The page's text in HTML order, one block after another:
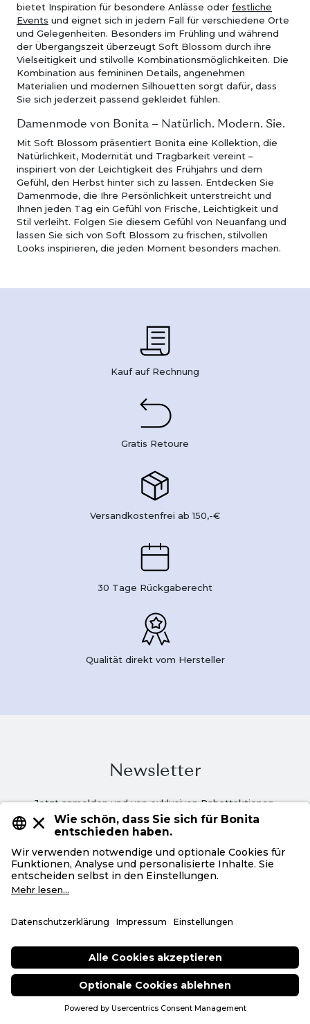
bietet Inspiration für besondere Anlässe oder festliche
Events und eignet sich in jedem Fall für verschiedene Orte
und Gelegenheiten. Besonders im Frühling und während
der Übergangszeit überzeugt Soft Blossom durch ihre
Vielseitigkeit und stilvolle Kombinationsmöglichkeiten. Die
Kombination aus femininen Details, angenehmen
Materialien und modernen Silhouetten sorgt dafür, dass
Sie sich jederzeit passend gekleidet fühlen.
Damenmode von Bonita – Natürlich. Modern. Sie.
Mit Soft Blossom präsentiert Bonita eine Kollektion, die
Natürlichkeit, Modernität und Tragbarkeit vereint –
inspiriert von der Leichtigkeit des Frühjahrs und dem
Gefühl, den Herbst hinter sich zu lassen. Entdecken Sie
Damenmode, die Ihre Persönlichkeit unterstreicht und
Ihnen jeden Tag ein Gefühl von Frische, Leichtigkeit und
Stil verleiht. Folgen Sie diesem Gefühl von Neuanfang und
lassen Sie sich von Soft Blossom zu frischen, stilvollen
Looks inspirieren, die jeden Moment besonders machen.
Kauf auf Rechnung
Gratis Retoure
Versandkostenfrei ab 150,-€
30 Tage Rückgaberecht
Qualität direkt vom Hersteller
Fragen zur Bestellung?
Newsletter
Jetzt anmelden und von exklusiven Rabattaktionen,
Styling-Inspirationen und einem 15%
Willkommensgutschein profitieren.
Mit Ihrer Anmeldung akzeptieren Sie unsere